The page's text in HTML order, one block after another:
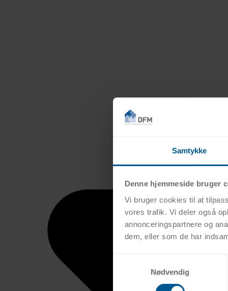
Samtykke
Denne hjemmeside bruger
Vi bruger cookies til at
vores trafik. Vi deler også
annonceringspartnere og
dem, eller som de har
Nødvendig